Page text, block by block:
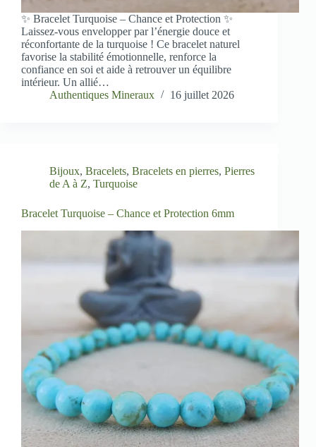
✨ Bracelet Turquoise – Chance et Protection ✨
Laissez-vous envelopper par l’énergie douce et
réconfortante de la turquoise ! Ce bracelet naturel
favorise la stabilité émotionnelle, renforce la
confiance en soi et aide à retrouver un équilibre
intérieur. Un allié…
Authentiques Mineraux
16 juillet 2026
Bijoux, Bracelets, Bracelets en pierres, Pierres
de A à Z, Turquoise
Bracelet Turquoise – Chance et Protection 6mm